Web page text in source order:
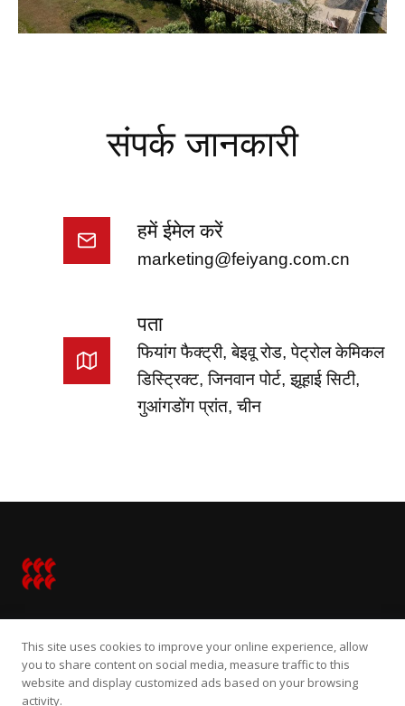
संपर्क जानकारी
हमें ईमेल करें
marketing@feiyang.com.cn
पता
फियांग फैक्ट्री, बेइवू रोड, पेट्रोल केमिकल
डिस्ट्रिक्ट, जिनवान पोर्ट, झूहाई सिटी,
गुआंगडोंग प्रांत, चीन
होम डेटा एक्सप्लोरेशन मॉडल
द्रविकारक
के बारे में
Indonesian
Japanese
This site uses cookies to improve your online experience, allow
you to share content on social media, measure traffic to this
website and display customized ads based on your browsing
activity.